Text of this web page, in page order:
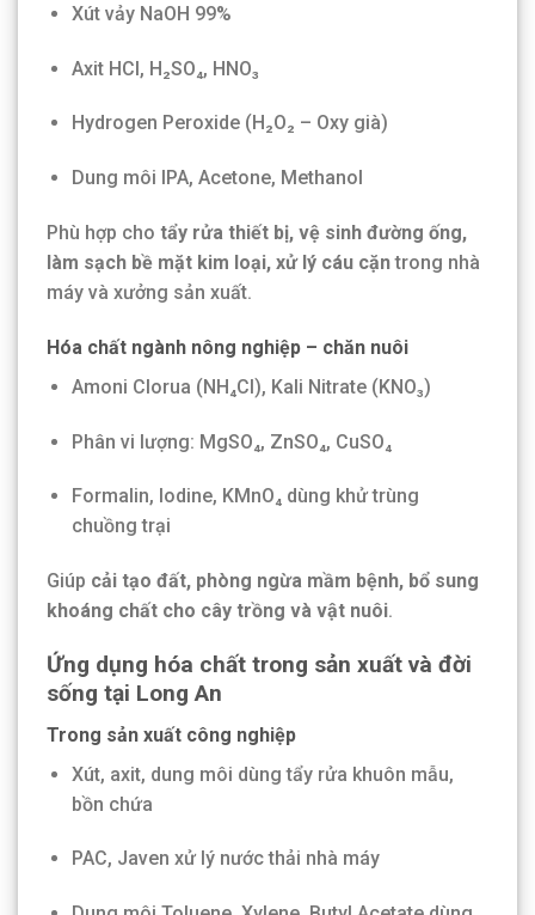
Xút vảy NaOH 99%
Axit HCl, H₂SO₄, HNO₃
Hydrogen Peroxide (H₂O₂ – Oxy già)
Dung môi IPA, Acetone, Methanol
Phù hợp cho tẩy rửa thiết bị, vệ sinh đường ống,
làm sạch bề mặt kim loại, xử lý cáu cặntrong nhà
máy và xưởng sản xuất.
Hóa chất ngành nông nghiệp – chăn nuôi
Amoni Clorua (NH₄Cl), Kali Nitrate (KNO₃)
Phân vi lượng: MgSO₄, ZnSO₄, CuSO₄
Formalin, Iodine, KMnO₄ dùng khử trùng
chuồng trại
Giúp cải tạo đất, phòng ngừa mầm bệnh, bổ sung
khoáng chất cho cây trồng và vật nuôi.
Ứng dụng hóa chất trong sản xuất và đời
sống tại Long An
Trong sản xuất công nghiệp
Xút, axit, dung môi dùng tẩy rửa khuôn mẫu,
bồn chứa
PAC, Javen xử lý nước thải nhà máy